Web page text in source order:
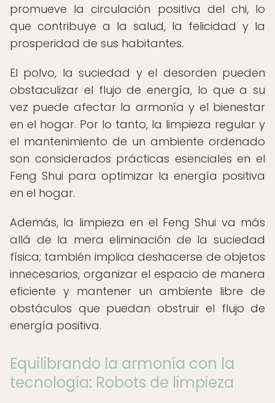
promueve la circulación positiva del chi, lo
que contribuye a la salud, la felicidad y la
prosperidad de sus habitantes.
El polvo, la suciedad y el desorden pueden
obstaculizar el flujo de energía, lo que a su
vez puede afectar la armonía y el bienestar
en el hogar. Por lo tanto, la limpieza regular y
el mantenimiento de un ambiente ordenado
son considerados prácticas esenciales en el
Feng Shui para optimizar la energía positiva
en el hogar.
Además, la limpieza en el Feng Shui va más
allá de la mera eliminación de la suciedad
física; también implica deshacerse de objetos
innecesarios, organizar el espacio de manera
eficiente y mantener un ambiente libre de
obstáculos que puedan obstruir el flujo de
energía positiva.
Equilibrando la armonía con la
tecnología: Robots de limpieza